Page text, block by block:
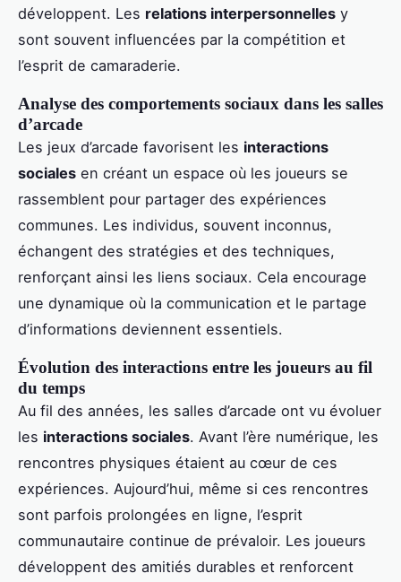
développent. Les relations interpersonnelles y
sont souvent influencées par la compétition et
l’esprit de camaraderie.
Analyse des comportements sociaux dans les salles
d’arcade
Les jeux d’arcade favorisent les interactions
sociales en créant un espace où les joueurs se
rassemblent pour partager des expériences
communes. Les individus, souvent inconnus,
échangent des stratégies et des techniques,
renforçant ainsi les liens sociaux. Cela encourage
une dynamique où la communication et le partage
d’informations deviennent essentiels.
Évolution des interactions entre les joueurs au fil
du temps
Au fil des années, les salles d’arcade ont vu évoluer
les interactions sociales. Avant l’ère numérique, les
rencontres physiques étaient au cœur de ces
expériences. Aujourd’hui, même si ces rencontres
sont parfois prolongées en ligne, l’esprit
communautaire continue de prévaloir. Les joueurs
développent des amitiés durables et renforcent